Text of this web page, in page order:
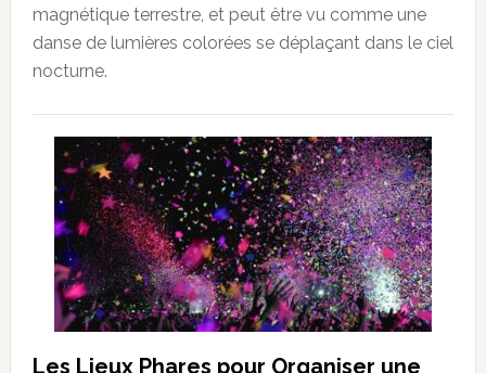
magnétique terrestre, et peut être vu comme une
danse de lumières colorées se déplaçant dans le ciel
nocturne.
Les Lieux Phares pour Organiser une